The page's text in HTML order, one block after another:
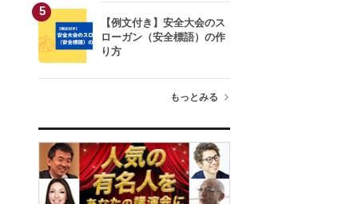
只松 崇
梶原しげる
秋田稲美
5
【例文付き】安全大会のス
ローガン（安全標語）の作
り方
もっとみる